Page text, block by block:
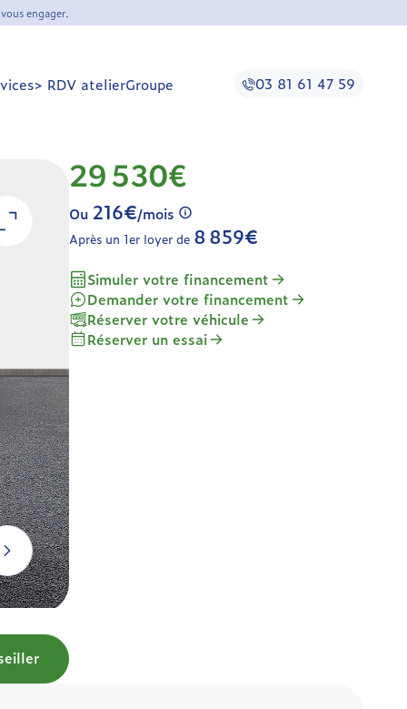
engager.
> RDV atelierGroupe 03 81 61 47 59
29 530€
Ou 216€/mois
Après un 1er loyer de 8 859€
Simuler votre financement
Demander votre financement
Réserver votre véhicule
Réserver un essai